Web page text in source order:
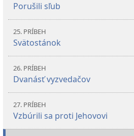
Porušili sľub
25. PRÍBEH
Svätostánok
26. PRÍBEH
Dvanásť vyzvedačov
27. PRÍBEH
Vzbúrili sa proti Jehovovi